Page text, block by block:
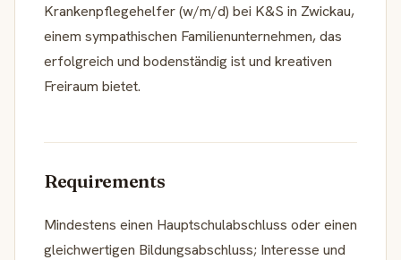
Krankenpflegehelfer (w/m/d) bei K&S in Zwickau,
einem sympathischen Familienunternehmen, das
erfolgreich und bodenständig ist und kreativen
Freiraum bietet.
Requirements
Mindestens einen Hauptschulabschluss oder einen
gleichwertigen Bildungsabschluss; Interesse und